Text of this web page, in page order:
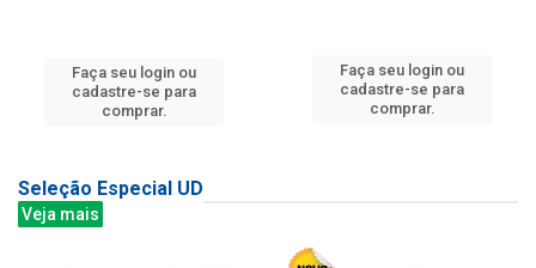
Faça seu login ou
cadastre-se para
comprar.
Faça seu login ou
cadastre-se para
comprar.
Seleção Especial UD
Veja mais